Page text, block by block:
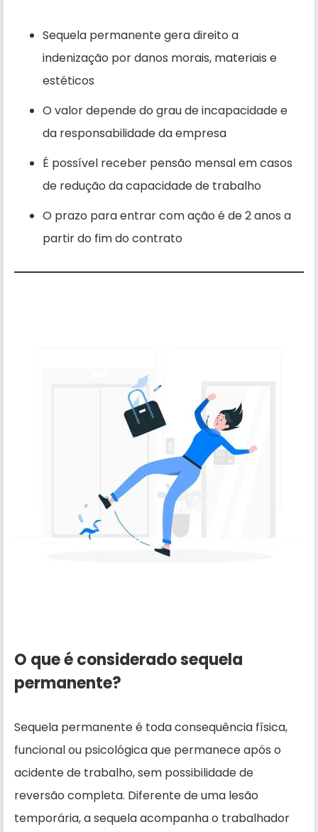
Sequela permanente gera direito a
indenização por danos morais, materiais e
estéticos
O valor depende do grau de incapacidade e
da responsabilidade da empresa
É possível receber pensão mensal em casos
de redução da capacidade de trabalho
O prazo para entrar com ação é de 2 anos a
partir do fim do contrato
O que é considerado sequela
permanente?
Sequela permanente é toda consequência física,
funcional ou psicológica que permanece após o
acidente de trabalho, sem possibilidade de
reversão completa. Diferente de uma lesão
temporária, a sequela acompanha o trabalhador